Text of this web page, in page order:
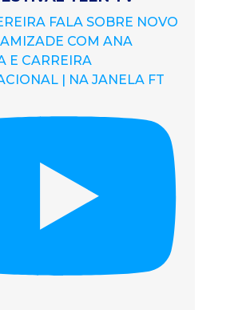
FALA SOBRE NOVO
COM ANA
E CARREIRA
| NA JANELA FT